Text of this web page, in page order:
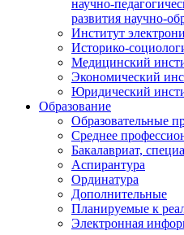
научно-
развития научно-
Институт
Историко-
Медицинский
Экономический
Юридический
Образование
Образовательные
Среднее
Бакалавриат,
Аспирантура
Ординатура
Дополнительные
Планируемые к
Электронная